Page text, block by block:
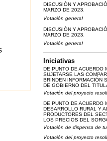
DISCUSIÓN Y
MARZO DE 2023.
Votación general
DISCUSIÓN Y
MARZO DE 2023.
Votación general
Iniciativas
DE PUNTO DE ACUERDO
SUJETARSE LAS
BRINDEN INFORMACIÓN
DE GOBIERNO DEL
Votación del proyecto
DE PUNTO DE ACUERDO
DESARROLLO RURAL Y
PRODUCTORES DEL
LOS PRECIOS DEL
Votación de dispensa de
Votación del proyecto